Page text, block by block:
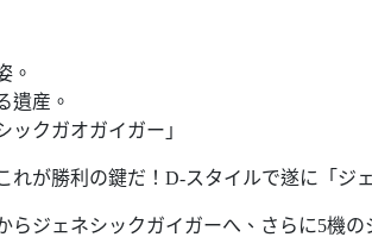
。
遺産。
ックガオガイガー」
れが勝利の鍵だ！D-スタイルで遂に「ジ
らジェネシックガイガーへ、さらに5機